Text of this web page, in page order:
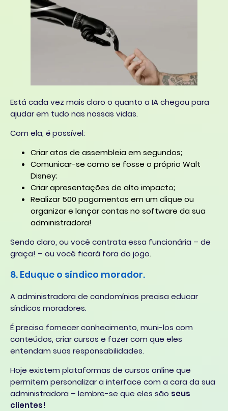
Está cada vez mais claro o quanto a IA chegou para
ajudar em tudo nas nossas vidas.
Com ela, é possível:
Criar atas de assembleia em segundos;
Comunicar-se como se fosse o próprio Walt
Disney;
Criar apresentações de alto impacto;
Realizar 500 pagamentos em um clique ou
organizar e lançar contas no software da sua
administradora!
Sendo claro, ou você contrata essa funcionária – de
graça! – ou você ficará fora do jogo.
8. Eduque o síndico morador.
A administradora de condomínios precisa educar
síndicos moradores.
É preciso fornecer conhecimento, muni-los com
conteúdos, criar cursos e fazer com que eles
entendam suas responsabilidades.
Hoje existem plataformas de cursos online que
permitem personalizar a interface com a cara da sua
administradora – lembre-se que eles são seus
clientes!